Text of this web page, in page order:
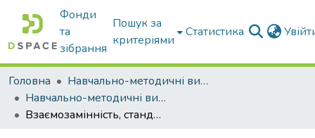
Фонди
та
зібрання
Пошук за
критеріями
Статистика
Головна
Навчально-методичні видання
Навчально-методичні видання
Взаємозамінність, стандартизація та технічні вимірювання: методичні вказівки до практичної роботи №22 на тему: «Вимірювання оптико-механічними приладами» для студентів напрям підготовки 6.050503 «Машинобудування» ОКР Бакалавр